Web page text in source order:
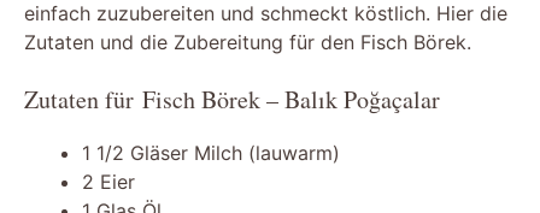
einfach zuzubereiten und schmeckt köstlich. Hier die
Zutaten und die Zubereitung für den Fisch Börek.
Zutaten für Fisch Börek – Balık Poğaçalar
1 1/2 Gläser Milch (lauwarm)
2 Eier